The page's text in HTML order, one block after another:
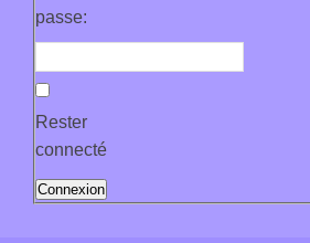
passe:
Rester
connecté
Connexion